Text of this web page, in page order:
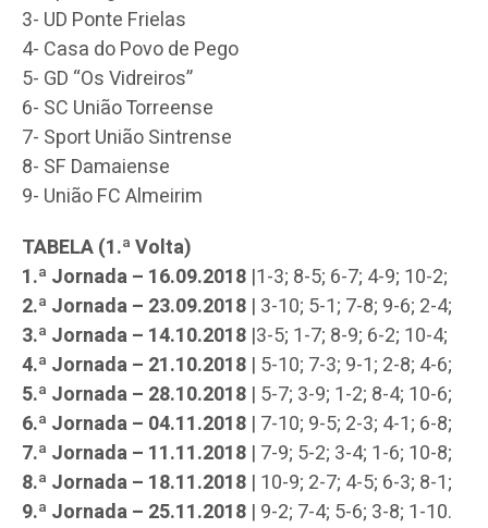
3- UD Ponte Frielas
4- Casa do Povo de Pego
5- GD “Os Vidreiros”
6- SC União Torreense
7- Sport União Sintrense
8- SF Damaiense
9- União FC Almeirim​​​​​​​
TABELA (1.ª Volta)
1.ª Jornada – 16.09.2018 |1-3; 8-5; 6-7; 4-9; 10-2;
2.ª Jornada – 23.09.2018 | 3-10; 5-1; 7-8; 9-6; 2-4;
3.ª Jornada – 14.10.2018 |3-5; 1-7; 8-9; 6-2; 10-4;
4.ª Jornada – 21.10.2018 | 5-10; 7-3; 9-1; 2-8; 4-6;
5.ª Jornada – 28.10.2018 | 5-7; 3-9; 1-2; 8-4; 10-6;
6.ª Jornada – 04.11.2018 | 7-10; 9-5; 2-3; 4-1; 6-8;
7.ª Jornada – 11.11.2018 | 7-9; 5-2; 3-4; 1-6; 10-8;
8.ª Jornada – 18.11.2018 | 10-9; 2-7; 4-5; 6-3; 8-1;
9.ª Jornada – 25.11.2018 | 9-2; 7-4; 5-6; 3-8; 1-10.